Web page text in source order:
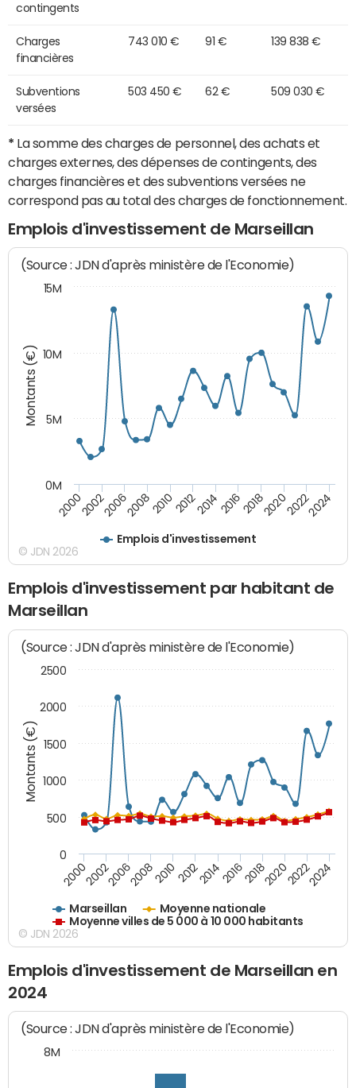
contingents
Charges
financières
743 010 € 91 € 139 838 €
Subventions
versées
503 450 € 62 € 509 030 €
* La somme des charges de personnel, des achats et
charges externes, des dépenses de contingents, des
charges financières et des subventions versées ne
correspond pas au total des charges de fonctionnement.
Emplois d'investissement de Marseillan
Montants (€)
(Source : JDN d'après ministère de l'Economie)
Emplois d'investissement
200020022006200820102012201420162018202020222024
0M
5M
10M
15M
© JDN 2026
Emplois d'investissement par habitant de
Marseillan
Montants (€)
(Source : JDN d'après ministère de l'Economie)
Marseillan
Moyenne nationale
Moyenne villes de 5 000 à 10 000 habitants
200020022006200820102012201420162018202020222024
0
500
1000
1500
2000
2500
© JDN 2026
Emplois d'investissement de Marseillan en
2024
(Source : JDN d'après ministère de l'Economie)
8M